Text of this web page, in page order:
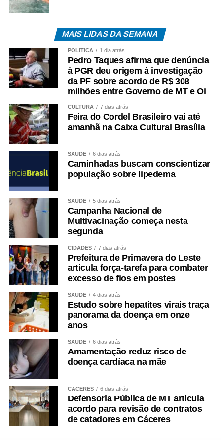
MAIS LIDAS DA SEMANA
POLÍTICA 1 dia atrás
Pedro Taques afirma que denúncia
à PGR deu origem à investigação
da PF sobre acordo de R$ 308
milhões entre Governo de MT e Oi
CULTURA 7 dias atrás
Feira do Cordel Brasileiro vai até
amanhã na Caixa Cultural Brasília
SAÚDE 6 dias atrás
Caminhadas buscam conscientizar
população sobre lipedema
SAÚDE 5 dias atrás
Campanha Nacional de
Multivacinação começa nesta
segunda
CIDADES 7 dias atrás
Prefeitura de Primavera do Leste
articula força-tarefa para combater
excesso de fios em postes
SAÚDE 4 dias atrás
Estudo sobre hepatites virais traça
panorama da doença em onze
anos
SAÚDE 6 dias atrás
Amamentação reduz risco de
doença cardíaca na mãe
CÁCERES 6 dias atrás
Defensoria Pública de MT articula
acordo para revisão de contratos
de catadores em Cáceres